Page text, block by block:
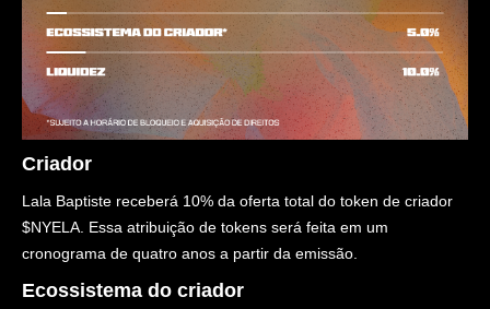
Criador
Lala Baptiste receberá 10% da oferta total do token de criador
$NYELA. Essa atribuição de tokens será feita em um
cronograma de quatro anos a partir da emissão.
Ecossistema do criador